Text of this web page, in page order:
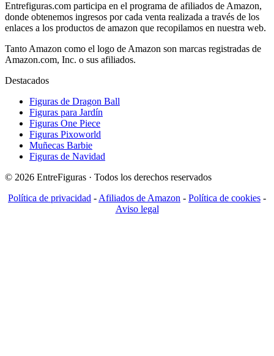
Entrefiguras.com participa en el programa de afiliados de Amazon,
donde obtenemos ingresos por cada venta realizada a través de los
enlaces a los productos de amazon que recopilamos en nuestra web.
Tanto Amazon como el logo de Amazon son marcas registradas de
Amazon.com, Inc. o sus afiliados.
Destacados
Figuras de Dragon Ball
Figuras para Jardín
Figuras One Piece
Figuras Pixoworld
Muñecas Barbie
Figuras de Navidad
© 2026 EntreFiguras · Todos los derechos reservados
Política de privacidad -Afiliados de Amazon - Política de cookies -
Aviso legal